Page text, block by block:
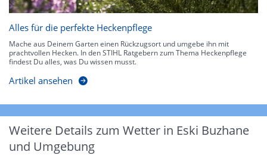
Alles für die perfekte Heckenpflege
Mache aus Deinem Garten einen Rückzugsort und umgebe ihn mit
prachtvollen Hecken. In den STIHL Ratgebern zum Thema Heckenpflege
findest Du alles, was Du wissen musst.
Artikel ansehen
Weitere Details zum Wetter in Eski Buzhane
und Umgebung